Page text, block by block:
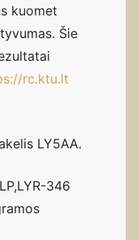
kuomet
Šie
rc.ktu.lt
LY5AA.
346